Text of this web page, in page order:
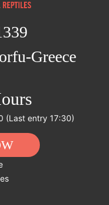
Greece
(Last entry 17:30)